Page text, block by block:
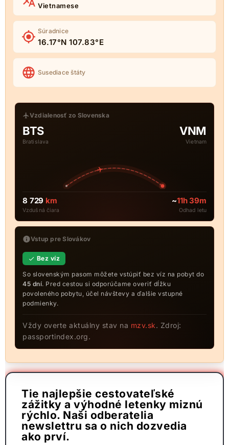
Vietnamese
Súradnice
16.17°N 107.83°E
Susediace štáty
Vzdialenosť zo Slovenska
BTS
Bratislava
VNM
Vietnam
8 729 km
Vzdušná čiara
~11h 39m
Odhad letu
Vstup pre Slovákov
Bez víz
So slovenským pasom môžete vstúpiť bez víz na pobyt do
45 dní. Pred cestou si odporúčame overiť dĺžku
povoleného pobytu, účel návštevy a ďalšie vstupné
podmienky.
Vždy overte aktuálny stav na mzv.sk. Zdroj:
passportindex.org.
Tie najlepšie cestovateľské
zážitky a výhodné letenky miznú
rýchlo. Naši odberatelia
newslettru sa o nich dozvedia
ako prví.